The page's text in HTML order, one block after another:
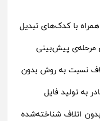
‌با کدک‌های تبدیل
مرحله‌ی پیش‌بینی
نسبت به روش بدون
به تولید فایل
اتلاف شناخته‌شده